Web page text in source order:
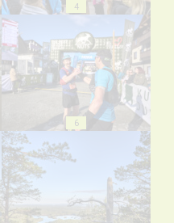
4
6